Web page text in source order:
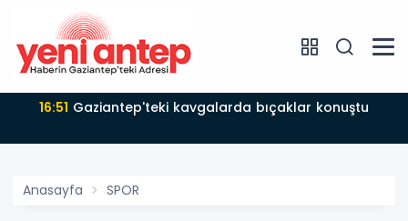
16:51 Gaziantep'teki kavgalarda bıçaklar konuştu
Anasayfa SPOR